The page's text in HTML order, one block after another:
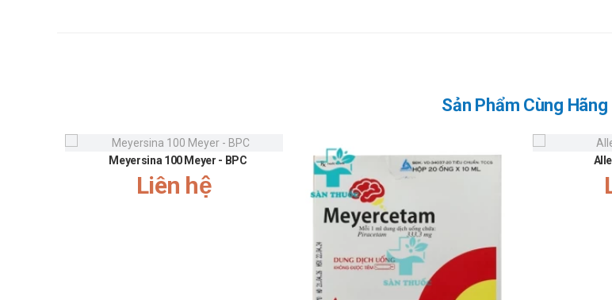
Các thành phần có trong sản phẩm đã được giới chuyên gia kiểm định và rất an toàn khi sử dụng.
Nguồn gốc, xuất xứ rõ ràng được sản xuất theo dây chuyền hiện đại.
Số lần sử dụng trong ngày ít.
Hiệu quả nhanh hay chậm phụ thuộc vào cơ địa mỗi người.
Có thể gây ra các phản ứng quá mẫn nếu sử dụng quá liều lượng hoặc không đúng cách
Tác dụng không mong muốn của Neonan-Meyer
Sản Phẩm Cùng Hãng
Meyersina 100 Meyer - BPC
Liên hệ